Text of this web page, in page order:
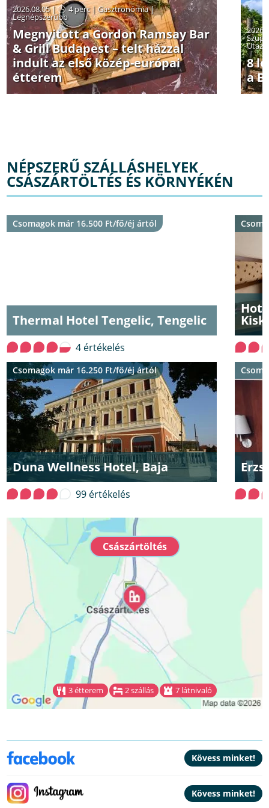
2026.08.05 | 4 perc|Gasztronómia|
Legnépszerűbb
Megnyitott a Gordon Ramsay Bar
& Grill Budapest – telt házzal
indult az első közép-európai
étterem
8
a
NÉPSZERŰ SZÁLLÁSHELYEK
CSÁSZÁRTÖLTÉS ÉS KÖRNYÉKÉN
Thermal Hotel Tengelic, Tengelic
Csomagok már 16.500 Ft/fő/éj ártól
4 értékelés
Duna Wellness Hotel, Baja
Csomagok már 16.250 Ft/fő/éj ártól
99 értékelés
Császártöltés
3 étterem 2 szállás 7 látnivaló